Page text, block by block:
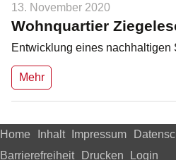
13. November 2020
Wohnquartier
Entwicklung eines nachhaltigen
Mehr
Home Inhalt Impressum
Barrierefreiheit
Drucken Login